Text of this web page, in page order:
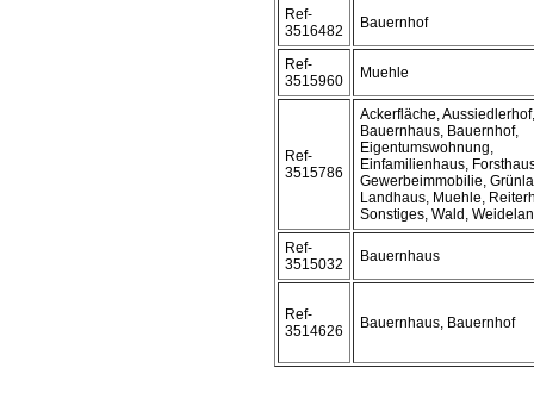
Ref-
3516482
Bauernhof
Ref-
3515960
Muehle
Ref-
3515786
Ackerfläche, Aussiedlerhof,
Bauernhaus, Bauernhof,
Eigentumswohnung,
Einfamilienhaus,
Gewerbeimmobilie,
Landhaus, Muehle,
Sonstiges, Wald,
Ref-
3515032
Bauernhaus
Ref-
3514626
Bauernhaus, Bauernhof